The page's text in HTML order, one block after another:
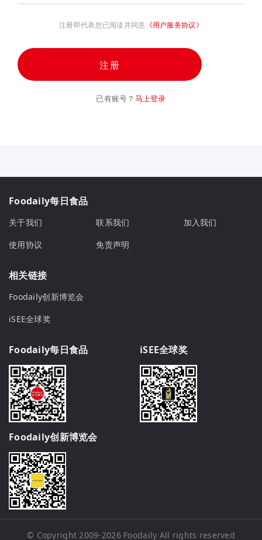
注册即代表您已阅读并同意 《用户服务协议》
注册
已有账号？ 马上登录
Foodaily每日食品
关于我们 联系我们
加入我们
使用协议
免责声明
相关链接
Foodaily创新博览会
iSEE全球奖
Foodaily每日食品 iSEE全球奖
Foodaily创新博览会
© Copyright 2009-2026 Foodaily All rights reserved